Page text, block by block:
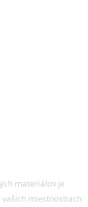
materiálov je
miestnostiach